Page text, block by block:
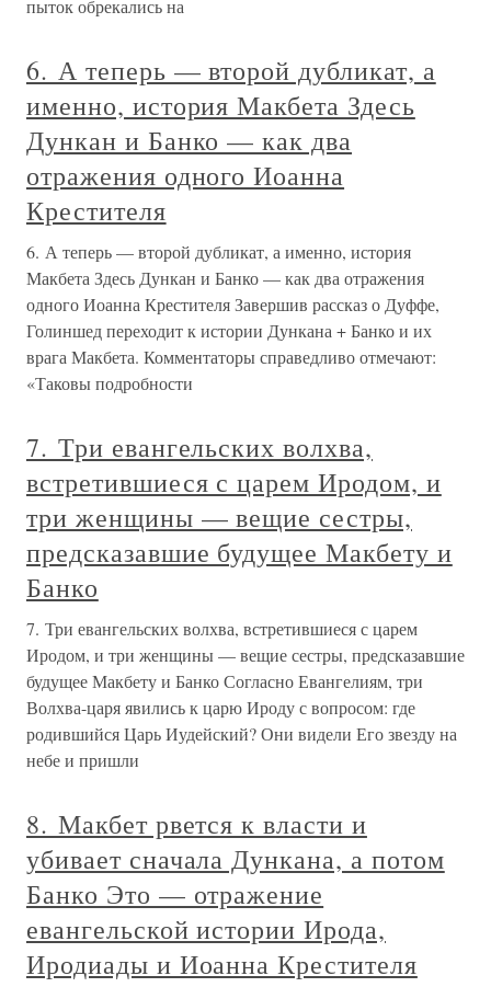
пыток обрекались на
6. А теперь — второй дубликат, а
именно, история Макбета Здесь
Дункан и Банко — как два
отражения одного Иоанна
Крестителя
6. А теперь — второй дубликат, а именно, история
Макбета Здесь Дункан и Банко — как два отражения
одного Иоанна Крестителя Завершив рассказ о Дуффе,
Голиншед переходит к истории Дункана + Банко и их
врага Макбета. Комментаторы справедливо отмечают:
«Таковы подробности
7. Три евангельских волхва,
встретившиеся с царем Иродом, и
три женщины — вещие сестры,
предсказавшие будущее Макбету и
Банко
7. Три евангельских волхва, встретившиеся с царем
Иродом, и три женщины — вещие сестры, предсказавшие
будущее Макбету и Банко Согласно Евангелиям, три
Волхва-царя явились к царю Ироду с вопросом: где
родившийся Царь Иудейский? Они видели Его звезду на
небе и пришли
8. Макбет рвется к власти и
убивает сначала Дункана, а потом
Банко Это — отражение
евангельской истории Ирода,
Иродиады и Иоанна Крестителя